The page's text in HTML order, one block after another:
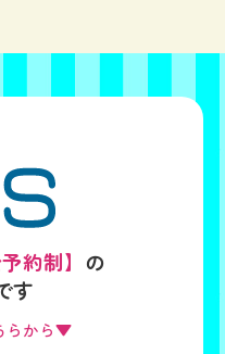
約制】 の
す
らから▼